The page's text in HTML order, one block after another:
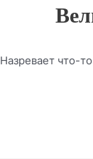
Назревает что-